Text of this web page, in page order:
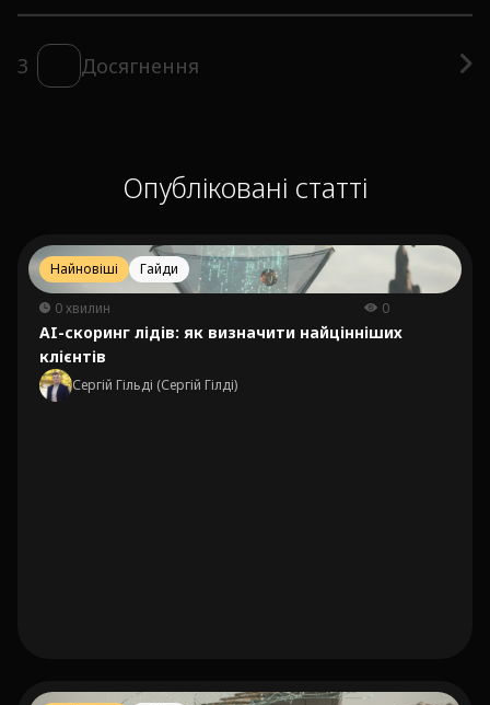
3 Досягнення
Опубліковані статті
Найновіші Гайди
0 хвилин 0
AI-скоринг лідів: як визначити найцінніших
клієнтів
Сергій Гільді (Сергій Гілді)